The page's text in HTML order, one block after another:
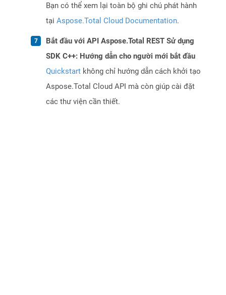
Bạn có thể xem lại toàn bộ ghi chú phát hành
tại Aspose.Total Cloud Documentation.
Bắt đầu với API Aspose.Total REST Sử dụng
SDK C++: Hướng dẫn cho người mới bắt đầu
Quickstart không chỉ hướng dẫn cách khởi tạo
Aspose.Total Cloud API mà còn giúp cài đặt
các thư viện cần thiết.